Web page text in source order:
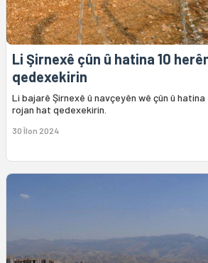
Li Şirnexê çûn û hatina 10
qedexekirin
Li bajarê Şirnexê û navçeyên wê çûn û hatina
rojan hat qedexekirin.
30 Îlon 2024